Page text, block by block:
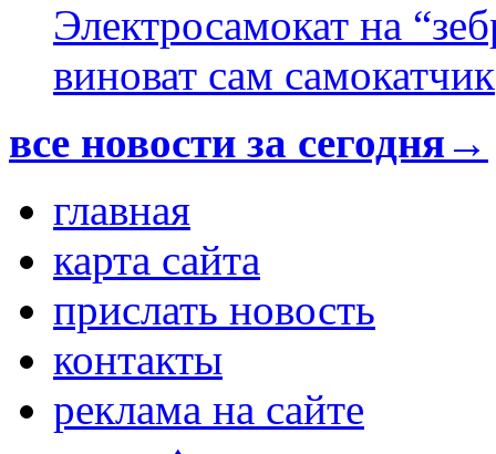
Электросамокат на
виноват сам самокатчик
все новости за сегодня→
главная
карта сайта
прислать новость
контакты
реклама на сайте